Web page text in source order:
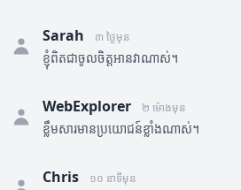
Sarah ៣ ថ្ងៃមុន
ខ្ញុំពិតជាចូលចិត្តអានវាណាស់។
WebExplorer ២ ម៉ោងមុន
ខ្លឹមសារមានប្រយោជន៍ខ្លាំងណាស់។
Chris ១០ នាទីមុន